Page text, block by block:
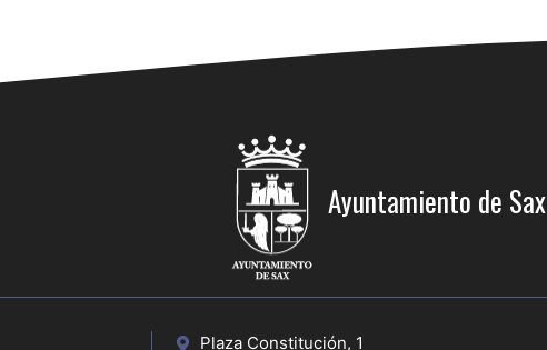
Ayuntamiento de Sax
Plaza Constitución, 1